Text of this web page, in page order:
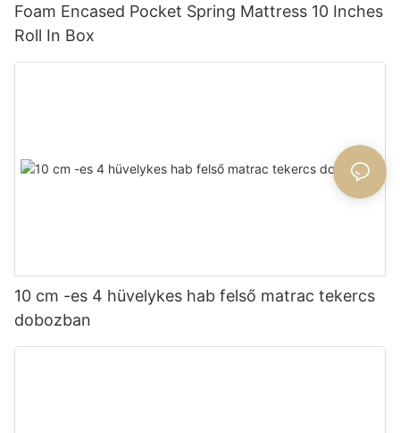
Foam Encased Pocket Spring Mattress 10 Inches
Roll In Box
10 cm -es 4 hüvelykes hab felső matrac tekercs
dobozban